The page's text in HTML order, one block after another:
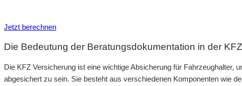
Jetzt berechnen
Die Bedeutung der Beratungsdokumentation in der
Die KFZ Versicherung ist eine wichtige Absicherung für Fahrzeughalter,
abgesichert zu sein. Sie besteht aus verschiedenen Komponenten wie